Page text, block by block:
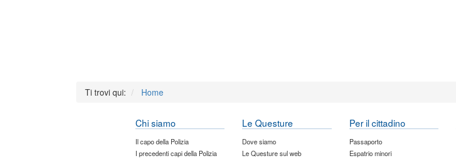
Ti trovi qui: Home
Chi siamo
Il capo della Polizia
I precedenti capi della Polizia
Le Questure
Dove siamo
Le Questure sul web
Per il cittadino
Passaporto
Espatrio minori